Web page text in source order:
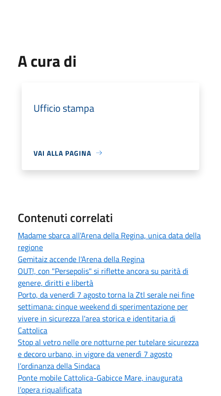
A cura di
Ufficio stampa
VAI ALLA PAGINA
Contenuti correlati
Madame sbarca all'Arena della Regina, unica data della
regione
Gemitaiz accende l'Arena della Regina
OUT!, con "Persepolis" si riflette ancora su parità di
genere, diritti e libertà
Porto, da venerdì 7 agosto torna la Ztl serale nei fine
settimana: cinque weekend di sperimentazione per
vivere in sicurezza l'area storica e identitaria di
Cattolica
Stop al vetro nelle ore notturne per tutelare sicurezza
e decoro urbano, in vigore da venerdì 7 agosto
l’ordinanza della Sindaca
Ponte mobile Cattolica-Gabicce Mare, inaugurata
l’opera riqualificata